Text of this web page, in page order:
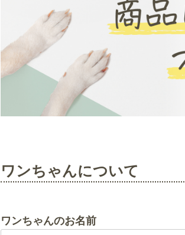
ワンちゃんについて
ワンちゃんのお名前